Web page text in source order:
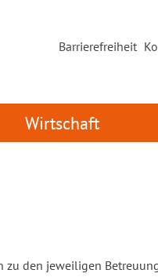
Barrierefreiheit
Wirtschaft
den jeweiligen